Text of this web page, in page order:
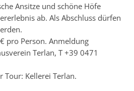
Ansitze und schöne Höfe
ab. Als Abschluss dürfen
pro Person. Anmeldung
Terlan, T +39 0471
Tour: Kellerei Terlan.